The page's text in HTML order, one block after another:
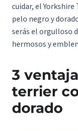
cuidar, el Yorkshire
pelo negro y
serás el orgulloso
hermosos y
3
terrier
dorado